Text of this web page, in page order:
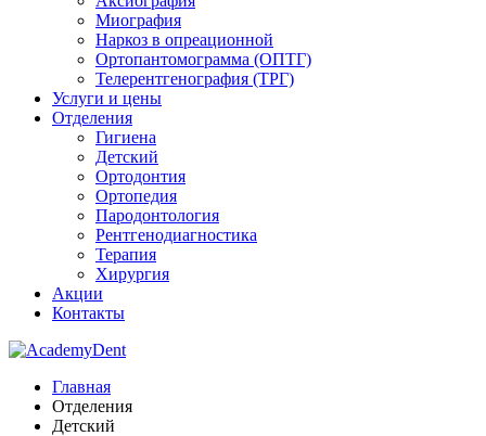
Миография
Наркоз в опреационной
Ортопантомограмма (ОПТГ)
Телерентгенография (ТРГ)
Услуги и цены
Отделения
Гигиена
Детский
Ортодонтия
Ортопедия
Пародонтология
Рентгенодиагностика
Терапия
Хирургия
Акции
Контакты
Главная
Отделения
Детский